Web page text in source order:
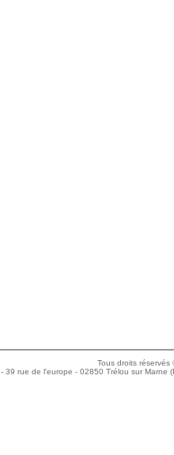
Tous droits
- 39 rue de l'europe - 02850 Trélou sur Marne